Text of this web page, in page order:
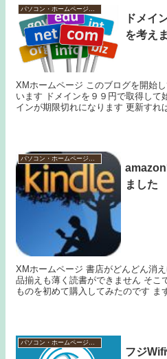
ドメイ
を考え
XMホームページ このブログを開始してもうすぐ１年が経とうとして
います ドメインを９９円で取得して始めたのですが、１０月にドメ
インが期限切れになります 更新すればいいじゃないかとお思いでし
ました
XMホームページ 書店がどんどん消えゆく時代、大型書店でなければ
品揃えも薄く読書ができません そこで、アマゾンで電子書籍という
ものを初めて購入してみたのです まず、アマゾンの電子書籍を読む
パソコン・ホームページ作成
フジ